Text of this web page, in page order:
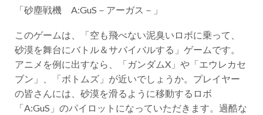
「砂塵戦機 A:GuS－アーガス－」
このゲームは、「空も飛べない泥臭いロボに乗って、
砂漠を舞台にバトル＆サバイバルする」ゲームです。
アニメを例に出すなら、「ガンダムX」や「エウレカセ
ブン」、「ボトムズ」が近いでしょうか。プレイヤー
の皆さんには、砂漠を滑るように移動するロボ
「A:GuS」のパイロットになっていただきます。過酷な